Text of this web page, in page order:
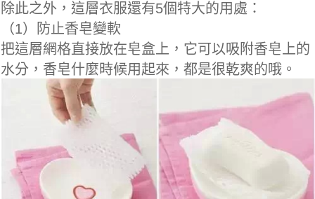
除此之外， 這層衣服還有5個特大的用處：
（1）防止香皂變軟
把這層網格直接放在皂盒上，它可以吸附香皂上的
水分，香皂什麼時候用起來，都是很乾爽的哦。